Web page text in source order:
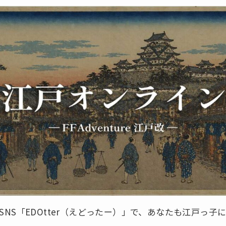
「EDOtter（えどったー）」で、あなたも江戸っ子